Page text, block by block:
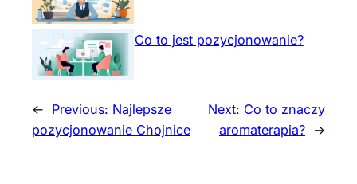
Co to jest pozycjonowanie?
← Previous: Najlepsze
pozycjonowanie Chojnice
Next: Co to znaczy
aromaterapia? →